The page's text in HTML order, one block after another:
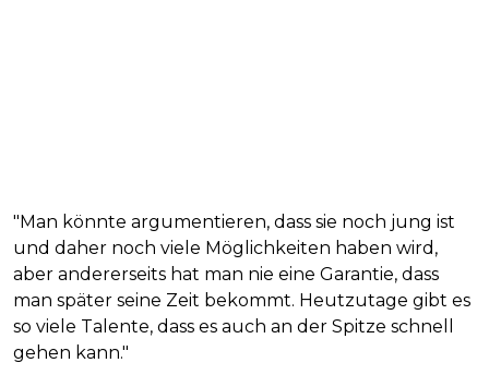
"Man könnte argumentieren, dass sie noch jung ist
und daher noch viele Möglichkeiten haben wird,
aber andererseits hat man nie eine Garantie, dass
man später seine Zeit bekommt. Heutzutage gibt es
so viele Talente, dass es auch an der Spitze schnell
gehen kann."